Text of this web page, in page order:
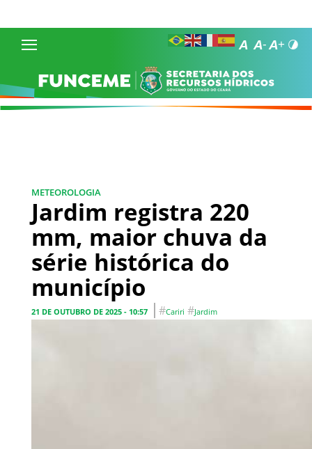
METEOROLOGIA
Jardim registra 220
mm, maior chuva da
série histórica do
município
21 DE OUTUBRO DE 2025 - 10:57 #Cariri #Jardim